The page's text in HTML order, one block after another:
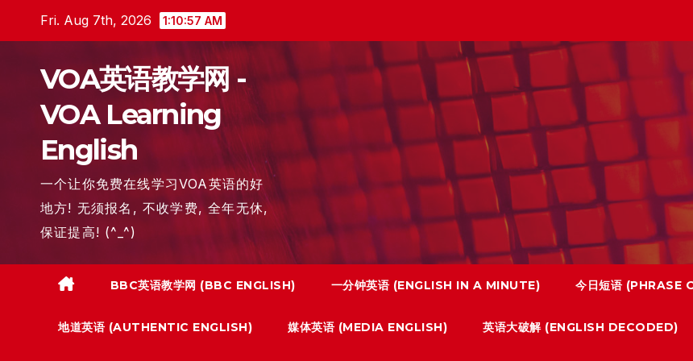
Fri. Aug 7th, 2026 1:10:58 AM
VOA英语教学网 -
VOA Learning
English
一个让你免费在线学习VOA英语的好
地方! 无须报名, 不收学费, 全年无休,
保证提高! (^_^)
BBC英语教学网 (BBC ENGLISH) 一分钟英语 (ENGLISH IN A MINUTE) 今日短语 (PHRASE
地道英语 (AUTHENTIC ENGLISH) 媒体英语 (MEDIA ENGLISH) 英语大破解 (ENGLISH DECODED)